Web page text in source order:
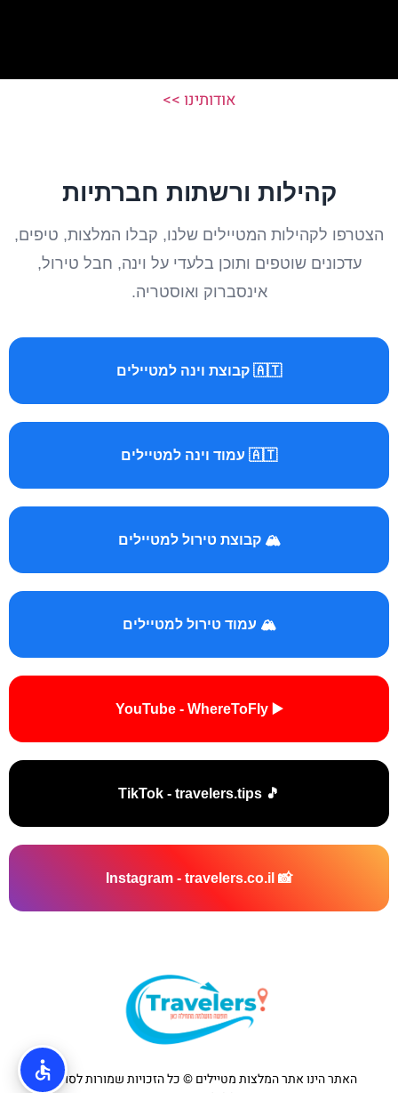
אודותינו >>
קהילות ורשתות חברתיות
הצטרפו לקהילות המטיילים שלנו, קבלו המלצות, טיפים,
עדכונים שוטפים ותוכן בלעדי על וינה, חבל טירול,
אינסברוק ואוסטריה.
🇦🇹 קבוצת וינה למטיילים
🇦🇹 עמוד וינה למטיילים
🏔️ קבוצת טירול למטיילים
🏔️ עמוד טירול למטיילים
▶️ YouTube - WhereToFly
🎵 TikTok - travelers.tips
📸 Instagram - travelers.co.il
האתר הינו אתר המלצות מטיילים © כל הזכויות שמורות לסוכנות